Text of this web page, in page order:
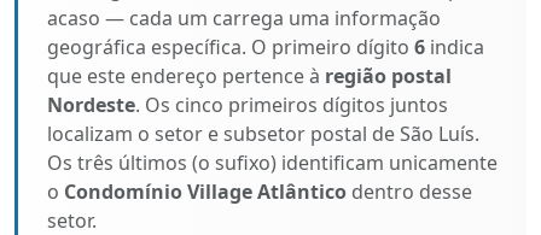
acaso — cada um carrega uma informação
geográfica específica. O primeiro dígito 6 indica
que este endereço pertence à região postal
Nordeste. Os cinco primeiros dígitos juntos
localizam o setor e subsetor postal de São Luís.
Os três últimos (o sufixo) identificam unicamente
o Condomínio Village Atlântico dentro desse
setor.